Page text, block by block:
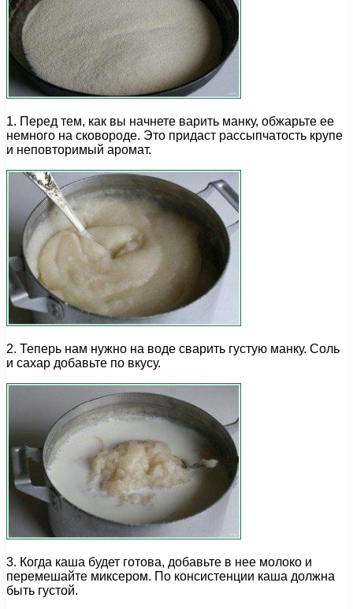
1. Перед тем, как вы начнете варить манку, обжарьте ее
немного на сковороде. Это придаст рассыпчатость крупе
и неповторимый аромат.
2. Теперь нам нужно на воде сварить густую манку. Соль
и сахар добавьте по вкусу.
3. Когда каша будет готова, добавьте в нее молоко и
перемешайте миксером. По консистенции каша должна
быть густой.